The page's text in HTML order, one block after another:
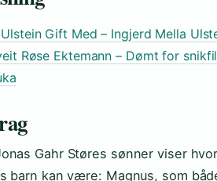
Gift Med – Ingjerd Mella
Røse Ektemann – Dømt for
Gahr Støres sønner viser
barn kan være: Magnus, som